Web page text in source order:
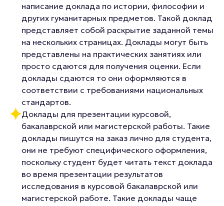
написание доклада по истории, философии и
других гуманитарных предметов. Такой доклад
представляет собой раскрытие заданной темы
на нескольких страницах. Доклады могут быть
представлены на практических занятиях или
просто сдаются для получения оценки. Если
доклады сдаются то они оформляются в
соответствии с требованиями национальных
стандартов.
Доклады для презентации курсовой,
бакалаврской или магистерской работы. Такие
доклады пишутся на заказ лично для студента,
они не требуют специфического оформления,
поскольку студент будет читать текст доклада
во время презентации результатов
исследования в курсовой бакалаврской или
магистерской работе. Такие доклады чаще